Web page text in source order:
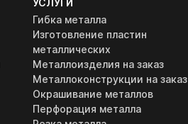
УСЛУГИ
Гибка металла
Изготовление пластин
металлических
Металлоизделия на заказ
Металлоконструкции на заказ
Окрашивание металлов
Перфорация металла